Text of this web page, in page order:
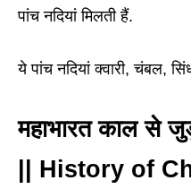
पांच नदियां मिलती हैं.
ये पांच नदियां क्वारी, चंबल,
महाभारत काल से
|| History of